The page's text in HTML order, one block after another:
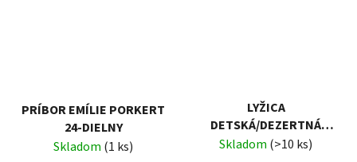
PRÍBOR EMÍLIE PORKERT
24-DIELNY
Skladom (1 ks)
LYŽICA
DETSKÁ/DEZERTNÁ
SANDRIK HOTEL
Skladom (>10 ks)